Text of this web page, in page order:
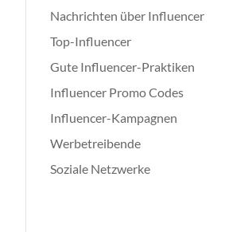
Nachrichten über Influencer
Top-Influencer
Gute Influencer-Praktiken
Influencer Promo Codes
Influencer-Kampagnen
Werbetreibende
Soziale Netzwerke